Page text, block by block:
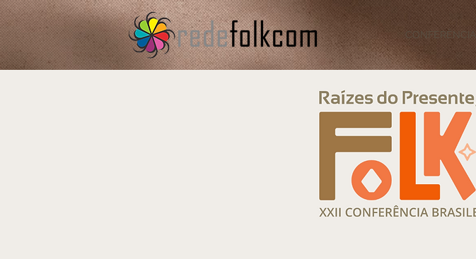
CONFERÊNCIA